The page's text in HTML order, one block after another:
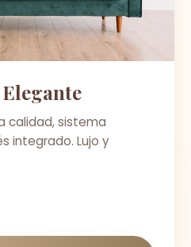
calidad, sistema
integrado. Lujo y